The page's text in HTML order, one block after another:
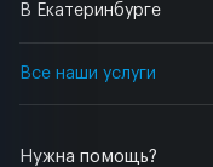
Нужна помощь?
В Екатеринбурге
Все наши услуги